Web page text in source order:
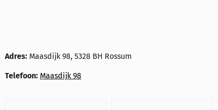
Adres: Maasdijk 98, 5328 BH Rossum
Telefoon: Maasdijk 98